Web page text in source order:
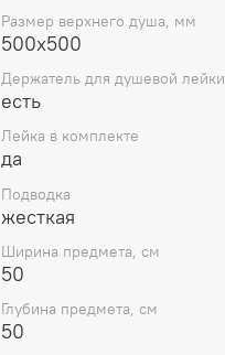
Размер верхнего душа, мм
500x500
Держатель для душевой лейки
есть
Лейка в комплекте
да
Подводка
жесткая
Ширина предмета, см
50
Глубина предмета, см
50